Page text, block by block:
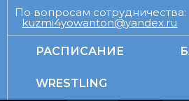
По вопросам сотрудничества:
kuzmi4yowanton@yandex.ru
РАСПИСАНИЕ
WRESTLING